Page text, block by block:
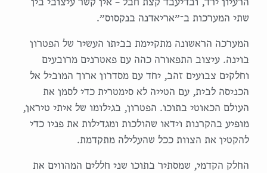
שתי המערכות ב־״אריאדנה בנקסוס״.
המערכה הראשונה מתקיימת בביתו העשיר של הפטרון
בוינה. עיצוב התפאורה כהה עם פאטרנים מרובעים
וחלקים צבועים זהב, יחד עם מסדרון ארוך המוביל אל
הכניסה לבית, עם הטייה לא סימטרית כדי לסמן את
העולם הכאוטי בתוכו. הפטרון, בגילומו של איתי טיראן,
מופיע בהקרנות וידאו שהולכות ומגדילות את פניו כדי
להקטין את הצוות ככל שהעלילה מתקדמת.
החלק הקדמי, שמסתיר בתוכו שני חללים המהווים את